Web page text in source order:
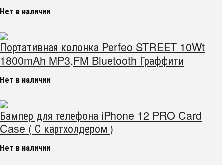
Нет в наличии
Портативная колонка Perfeo STREET 10Wt
1800mAh MP3,FM Bluetooth Граффити
Нет в наличии
Бампер для телефона iPhone 12 PRO Card
Case ( С картхолдером )
Нет в наличии